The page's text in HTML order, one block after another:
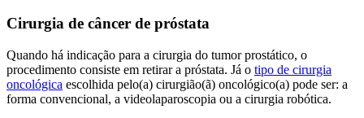
Cirurgia de câncer de próstata
Quando há indicação para a cirurgia do tumor prostático, o
procedimento consiste em retirar a próstata. Já o tipo de cirurgia
oncológica escolhida pelo(a) cirurgião(ã) oncológico(a) pode ser: a
forma convencional, a videolaparoscopia ou a cirurgia robótica.